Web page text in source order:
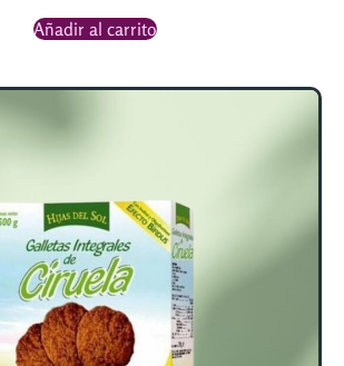
Añadir al carrito